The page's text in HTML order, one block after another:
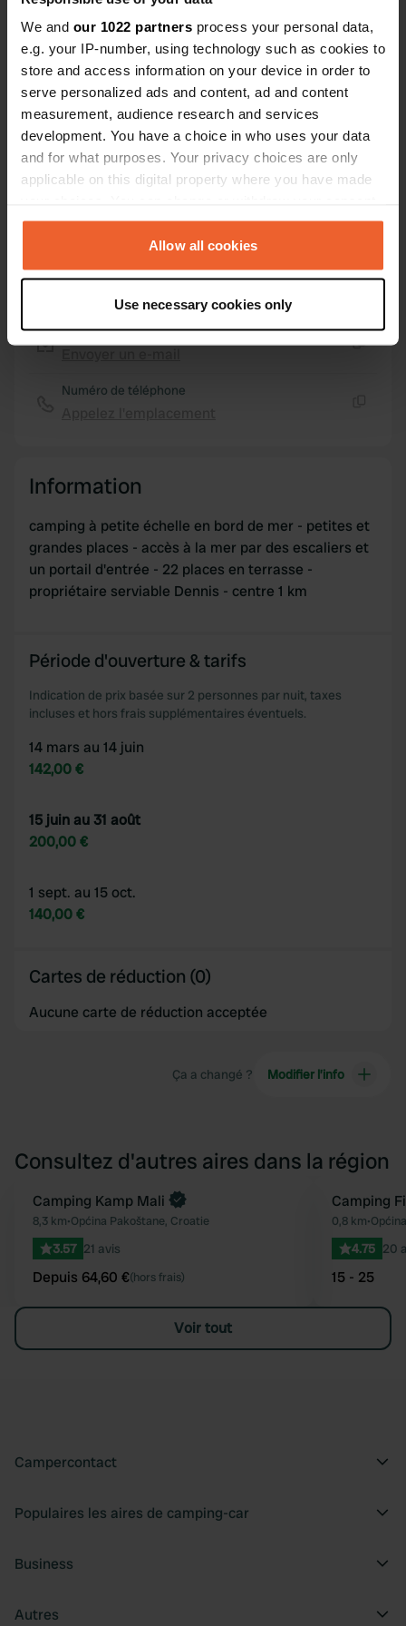
We and our 1022 partners process your personal data,
e.g. your IP-number, using technology such as cookies to
store and access information on your device in order to
serve personalized ads and content, ad and content
measurement, audience research and services
development. You have a choice in who uses your data
and for what purposes. Your privacy choices are only
applicable on this digital property where you have made
any time from the Cookie Declaration or by clicking on
the Privacy trigger icon.
Collect information about your geographical location
which can be accurate to within several meters
provide social media features and to analyse our traffic.
our social media, advertising and analytics partners who
may combine it with other information that you’ve
provided to them or that they’ve collected from your use
of their services.
Allow all cookies
Use necessary cookies only
43° 57' 18" N 15° 26' 11" E
Copie
43.95506509 15.43633666
Code du site
103713
Passer àPRO+
pour toutes les coordonnées PRO+
Afficher sur la carte
Site web
Visitez le site Web
E-mail
Numéro de téléphone
Information
camping à petite échelle en bord de mer - petites et
grandes places - accès à la mer par des escaliers et
un portail d'entrée - 22 places en terrasse -
propriétaire serviable Dennis - centre 1 km
Période d'ouverture & tarifs
Indication de prix basée sur 2 personnes par nuit, taxes
incluses et hors frais supplémentaires éventuels.
14 mars au 14 juin
142,00 €
15 juin au 31 août
200,00 €
1 sept. au 15 oct.
140,00 €
Cartes de réduction (0)
Aucune carte de réduction acceptée
Ça a changé ? Modifier l’info
Consultez d'autres aires dans la région
Préféré
Reserve maintenant
Camping Kamp Mali
8,3 km•Općina Pakoštane, Croatie
3.57 21 avis
Depuis 64,60 €(hors frais)
Camping
0,8 km•
4.75 20
15 - 25
Voir tout
Campercontact
Populaires les aires de camping-car
Business
Autres